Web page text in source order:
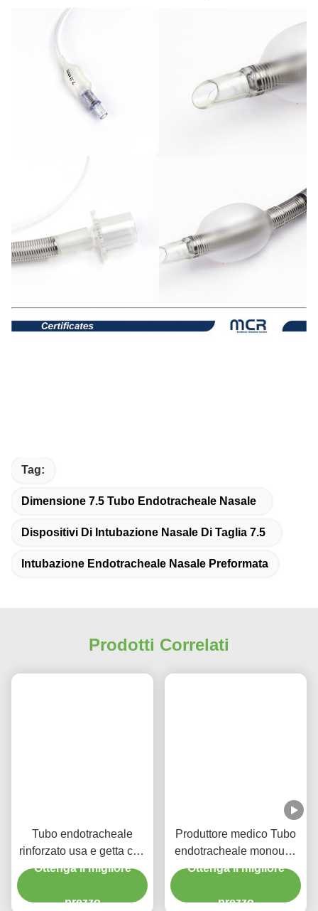
Tag:
Dimensione 7.5 Tubo Endotracheale Nasale
Dispositivi Di Intubazione Nasale Di Taglia 7.5
Intubazione Endotracheale Nasale Preformata
Prodotti Correlati
Tubo endotracheale
rinforzato usa e getta con
porta di aspirazione per la
Ottenga il migliore
prezzo
Produttore medico Tubo
endotracheale monouso
rinforzato DEHP libero
Ottenga il migliore
prezzo